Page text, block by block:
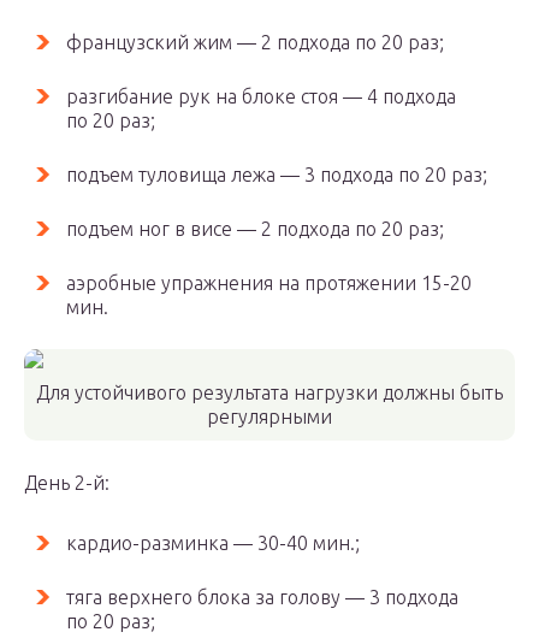
французский жим — 2 подхода по 20 раз;
разгибание рук на блоке стоя — 4 подхода
по 20 раз;
подъем туловища лежа — 3 подхода по 20 раз;
подъем ног в висе — 2 подхода по 20 раз;
аэробные упражнения на протяжении 15-20
мин.
Для устойчивого результата нагрузки должны быть
регулярными
День 2-й:
кардио-разминка — 30-40 мин.;
тяга верхнего блока за голову — 3 подхода
по 20 раз;